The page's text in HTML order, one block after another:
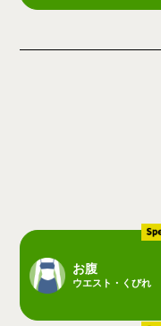
お腹
ウエスト・くびれ